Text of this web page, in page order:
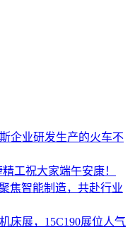
企业研发生产的火车不
工祝大家端午安康！
焦智能制造，共赴行业
床展，15C190展位人气